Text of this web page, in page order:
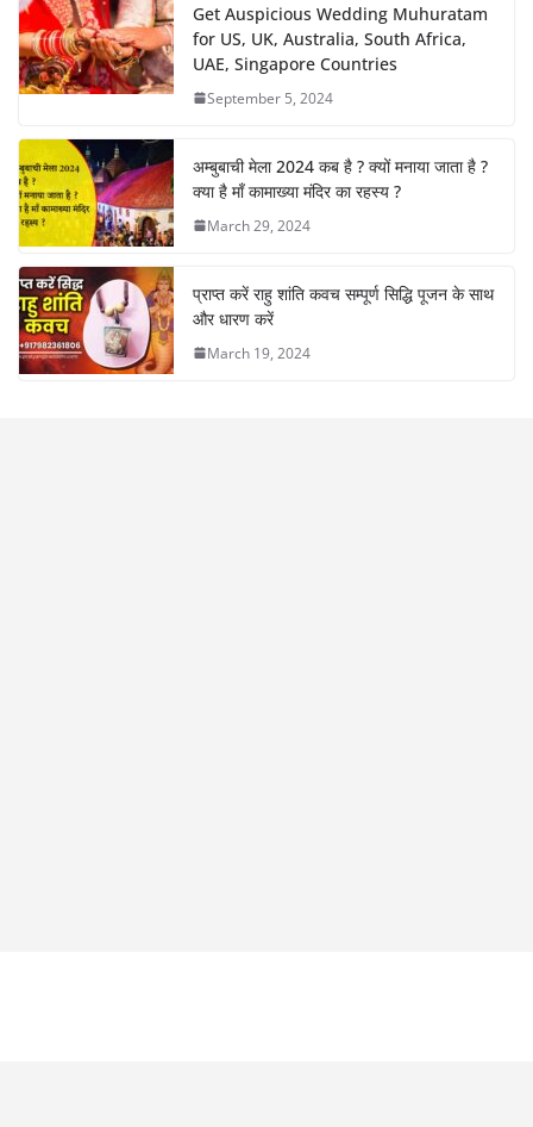
Get Auspicious Wedding Muhuratam
for US, UK, Australia, South Africa,
UAE, Singapore Countries
September 5, 2024
अम्बुबाची मेला 2024 कब है ? क्यों मनाया जाता है ?
क्या है माँ कामाख्या मंदिर का रहस्य ?
March 29, 2024
प्राप्त करें राहु शांति कवच सम्पूर्ण सिद्धि पूजन के साथ
और धारण करें
March 19, 2024